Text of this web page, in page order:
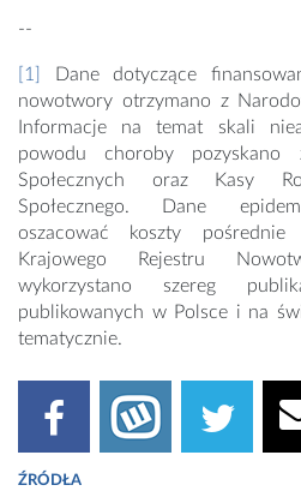
--
[1]
Dane dotyczące
nowotwory otrzymano z
Informacje na temat skali
powodu choroby pozyskano
Społecznych oraz Kasy
Społecznego. Dane
oszacować koszty
Krajowego Rejestru
wykorzystano szereg
publikowanych w Polsce i na
tematycznie.
ŹRÓDŁA